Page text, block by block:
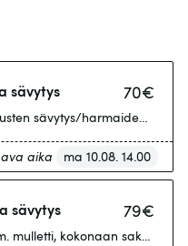
sävytys 70€
sävytys/harmaiden
aika ma 10.08. 14.00
sävytys 79€
mulletti, kokonaan saksilla